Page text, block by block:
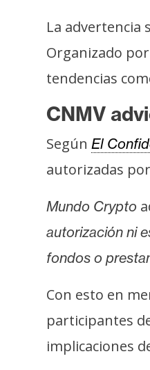
e
m
s
R
e
c
r
s
o
s
C
n
La advertencia
Organizado por
tendencias
CNMV
Según El
autorizadas
Mundo Crypto
autorización ni
fondos o
Con esto en
participantes
implicaciones